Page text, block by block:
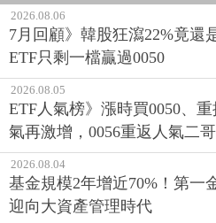
2026.08.06
7月回顧》韓股狂瀉22%竟還
ETF只剩一檔贏過0050
2026.08.05
ETF人氣榜》漲時買0050、
氣再激增，0056重返人氣二哥
2026.08.04
基金規模2年增近70%！第一
迎向大資產管理時代